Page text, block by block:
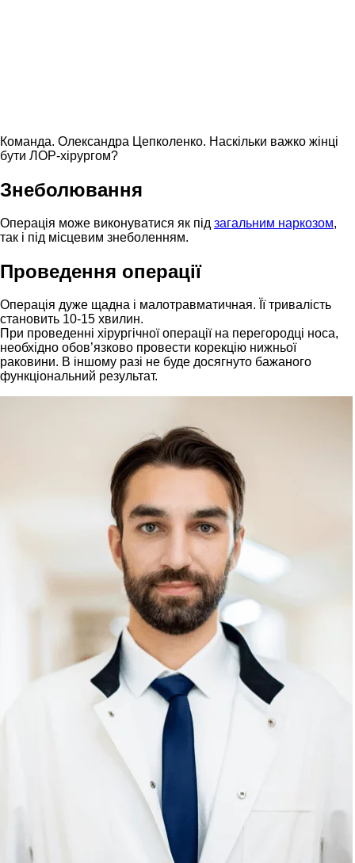
Команда. Олександра Цепколенко. Наскільки важко жінці
бути ЛОР-хірургом?
Знеболювання
Операція може виконуватися як під загальним наркозом,
так і під місцевим знеболенням.
Проведення операції
Операція дуже щадна і малотравматичная. Її тривалість
становить 10-15 хвилин.
При проведенні хірургічної операції на перегородці носа,
необхідно обов’язково провести корекцію нижньої
раковини. В іншому разі не буде досягнуто бажаного
функціональний результат.